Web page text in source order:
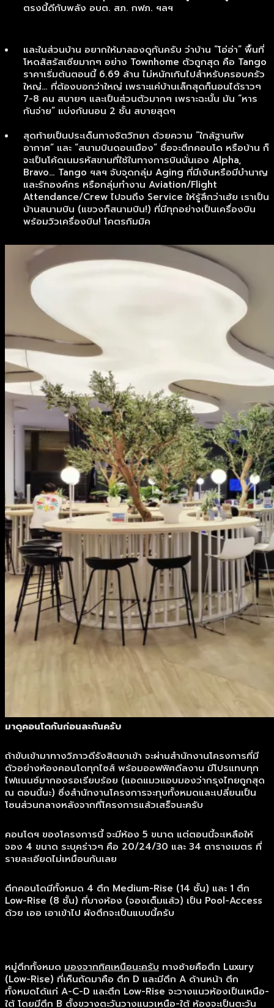
ตรงนี้ดีกับพลัง อบต. สภ. กฟภ. ฯลฯ
และในส่วนบ้าน อยากให้มาลองดูกันครับ ว่าบ้าน “โอ่อ่า” พื้นที่
โหดสัสรัสเซียมากๆ อย่าง Townhome ตัวถูกสุด คือ Tango
ราคาเริ่มต้นตอนนี้ 6.69 ล้าน ไม่หนักเกินไปสำหรับครอบครัว
ใหญ่… ที่ต้องบอกว่าใหญ่ เพราะแค่บ้านเล็กสุดก็นอนได้ราวๆ
7-8 คน สบายๆ และเป็นส่วนตัวมากๆ เพราะฉะนั้น มัน “หาร
กันจ่าย” แบ่งกันนอน 2 ชั้น สบายสุดๆ
สุดท้ายเป็นประเด็นทางจิตวิทยา ด้วยความ “ใกล้ฐานทัพ
อากาศ” และ “สนามบินดอนเมือง” ชื่อจะตึกคอนโด หรือบ้าน ก็
จะเป็นโค้ดเนมรหัสขานที่ใช้ในทางการบินนั่นเอง Alpha,
Bravo… Tango ฯลฯ จับจุดกลุ่ม Aging ที่มีเงินหรือมีบำนาญ
และรักองค์กร หรือกลุ่มทำงาน Aviation/Flight
Attendance/Crew ไปจนถึง Service ให้รู้สึกว่าเฮ้ย เราเป็น
บ้านสนามบิน (แขวงก็สนามบิน!) ที่มีทุกอย่างเป็นเครื่องบิน
พร้อมวิวเครื่องบิน! โคตรกิมมิค
มาดูคอนโดกันก่อนละกันครับ
ถ้าขับเข้ามาทางวิภาวดีรังสิตขาเข้า จะผ่านสำนักงานโครงการที่มี
ตัวอย่างห้องคอนโดทุกไซส์ พร้อมออฟฟิศดีลงาน มีโปรแทบทุก
ไฟแนนซ์มากองรอเรียบร้อย (แอดแมวแอบมองว่ากรุงไทยถูกสุด
ณ ตอนนี้นะ) ซึ่งสำนักงานโครงการจะทุบทั้งหมดและเปลี่ยนเป็น
โซนส่วนกลางหลังจากที่โครงการแล้วเสร็จนะครับ
คอนโดฯ ของโครงการนี้ จะมีห้อง 5 ขนาด แต่ตอนนี้จะเหลือให้
จอง 4 ขนาด ระบุคร่าวๆ คือ 20/24/30 และ 34 ตารางเมตร ที่
รายละเอียดไม่เหมือนกันเลย
ตึกคอนโดมีทั้งหมด 4 ตึก Medium-Rise (14 ชั้น) และ 1 ตึก
Low-Rise (8 ชั้น) ที่บางห้อง (จองเต็มแล้ว) เป็น Pool-Access
ด้วย เออ เอาเข้าไป ผังตึกจะเป็นแบบนี้ครับ
หมู่ตึกทั้งหมด มองจากทิศเหนือนะครับ ทางซ้ายคือตึก Luxury
(Low-Rise) ที่เห็นถัดมาคือ ตึก D และมีตึก A ด้านหน้า ตึก
ทั้งหมดได้แก่ A-C-D และตึก Low-Rise จะวางแนวห้องเป็นเหนือ-
ใต้ โดยมีตึก B ตั้งขวางตะวันวางแนวเหนือ-ใต้ ห้องจะเป็นตะวัน